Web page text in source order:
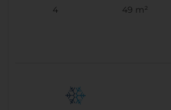
4 49 m²